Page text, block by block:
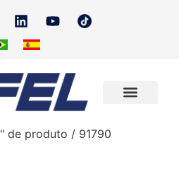
de produto / 91790